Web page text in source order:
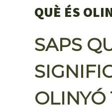
QUÈ ÉS
SAPS
OLINYÓ